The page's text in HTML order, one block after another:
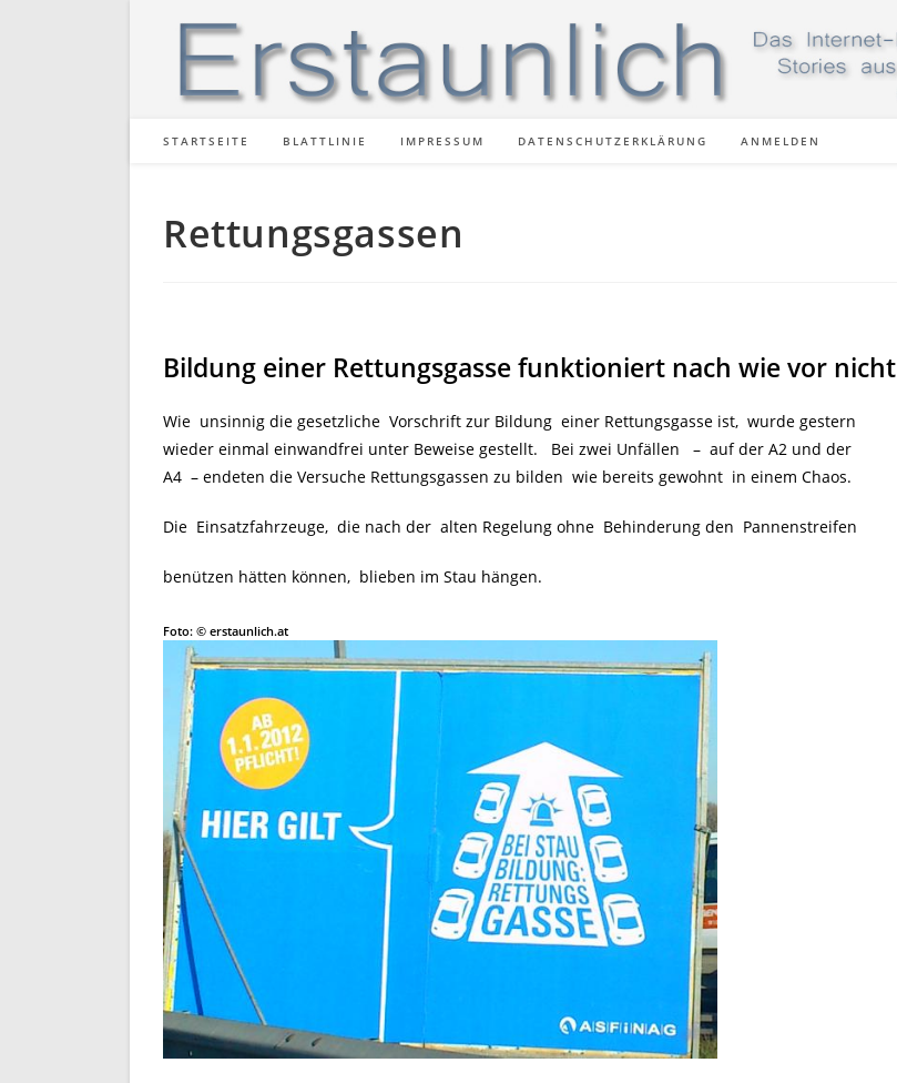
STARTSEITE BLATTLINIE IMPRESSUM DATENSCHUTZERKLÄRUNG ANMELDEN
Rettungsgassen
Bildung einer Rettungsgasse funktioniert nach wie vor nicht
Wie unsinnig die gesetzliche Vorschrift zur Bildung einer Rettungsgasse ist, wurde gestern
wieder einmal einwandfrei unter Beweise gestellt. Bei zwei Unfällen – auf der A2 und der
A4 – endeten die Versuche Rettungsgassen zu bilden wie bereits gewohnt in einem Chaos.
Die Einsatzfahrzeuge, die nach der alten Regelung ohne Behinderung den Pannenstreifen
benützen hätten können, blieben im Stau hängen.
Foto: © erstaunlich.at